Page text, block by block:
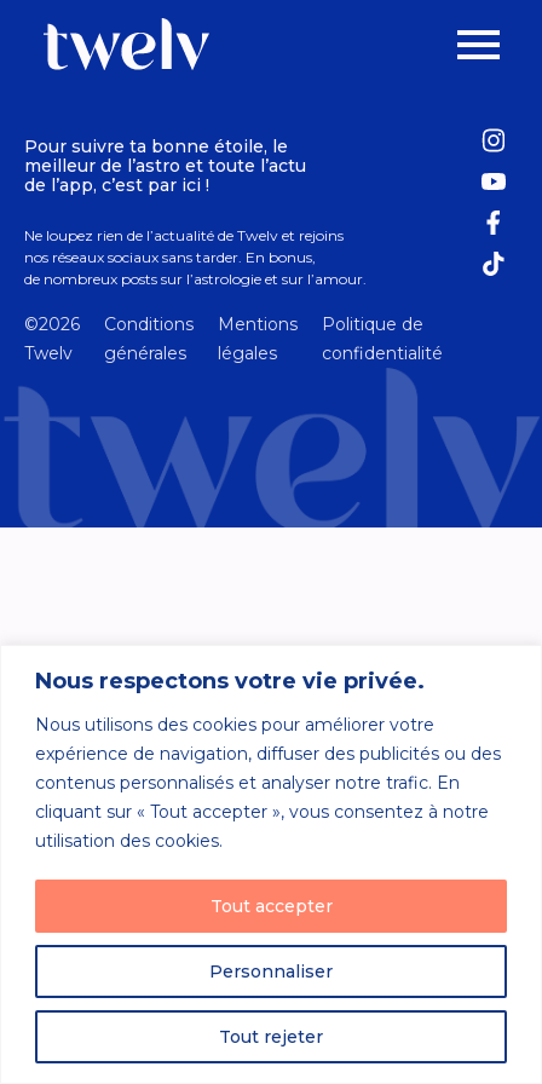
Nous respectons votre vie privée.
Nous utilisons des cookies pour améliorer votre
expérience de navigation, diffuser des publicités ou des
contenus personnalisés et analyser notre trafic. En
cliquant sur « Tout accepter », vous consentez à notre
utilisation des cookies.
Personnaliser
Tout rejeter
Tout accepter
Pour suivre ta bonne étoile, le
meilleur de l’astro et toute l’actu
de l’app, c’est par ici !
Ne loupez rien de l’actualité de Twelv et rejoins
nos réseaux sociaux sans tarder. En bonus,
de nombreux posts sur l’astrologie et sur l’amour.
©2026
Twelv
Conditions
générales
Mentions
légales
Politique de
confidentialité